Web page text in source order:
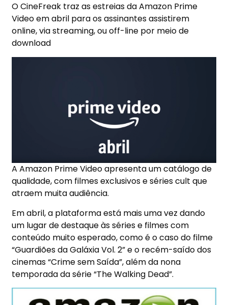
O CineFreak traz as estreias da Amazon Prime
Video em abril para os assinantes assistirem
online, via streaming, ou off-line por meio de
download
A Amazon Prime Video apresenta um catálogo de
qualidade, com filmes exclusivos e séries cult que
atraem muita audiência.
Em abril, a plataforma está mais uma vez dando
um lugar de destaque às séries e filmes com
conteúdo muito esperado, como é o caso do filme
“Guardiões da Galáxia Vol. 2” e o recém-saído dos
cinemas “Crime sem Saída”, além da nona
temporada da série “The Walking Dead”.